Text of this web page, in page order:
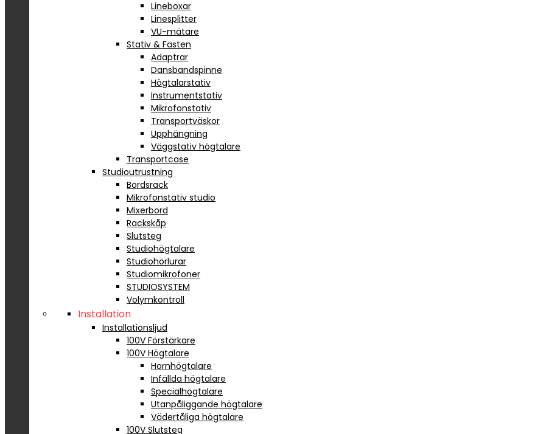
Lineboxar
Linesplitter
VU-mätare
Stativ & Fästen
Adaptrar
Dansbandspinne
Högtalarstativ
Instrumentstativ
Mikrofonstativ
Transportväskor
Upphängning
Väggstativ högtalare
Transportcase
Studioutrustning
Bordsrack
Mikrofonstativ studio
Mixerbord
Rackskåp
Slutsteg
Studiohögtalare
Studiohörlurar
Studiomikrofoner
STUDIOSYSTEM
Volymkontroll
Installation
Installationsljud
100V Förstärkare
100V Högtalare
Hornhögtalare
Infällda högtalare
Specialhögtalare
Utanpåliggande högtalare
Vädertåliga högtalare
100V Slutsteg